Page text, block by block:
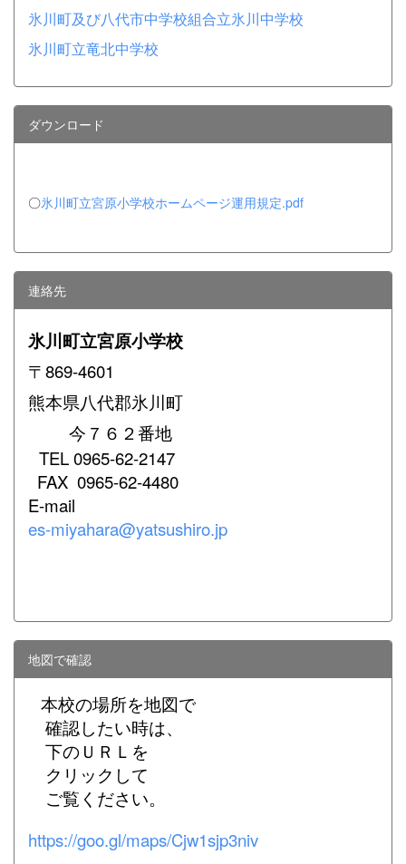
氷川町及び八代市中学校組合立氷川中学校
氷川町立竜北中学校
ダウンロード
〇氷川町立宮原小学校ホームページ運用規定.pdf
連絡先
氷川町立宮原小学校
〒869-4601
熊本県八代郡氷川町
今７６２番地
TEL0965-62-2147
FAX 0965-62-4480
E-mail
es-miyahara@yatsushiro.jp
地図で確認
本校の場所を地図で
確認したい時は、
下のＵＲＬを
クリックして
ご覧ください。
https://goo.gl/maps/Cjw1sjp3niv